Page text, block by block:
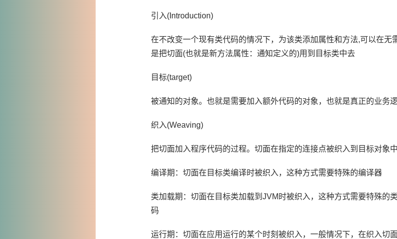
引入(Introduction)
在不改变一个现有类代码的情况下，为该类添加属性和方法,可以在
是把切面(也就是新方法属性：通知定义的)用到目标类中去
目标(target)
被通知的对象。也就是需要加入额外代码的对象，也就是真正的业务
织入(Weaving)
把切面加入程序代码的过程。切面在指定的连接点被织入到目标对象
编译期：切面在目标类编译时被织入，这种方式需要特殊的编译器
类加载期：切面在目标类加载到JVM时被织入，这种方式需要特殊
码
运行期：切面在应用运行的某个时刻被织入，一般情况下，在织入切